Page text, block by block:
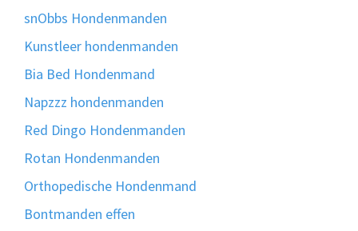
snObbs Hondenmanden
Kunstleer hondenmanden
Bia Bed Hondenmand
Napzzz hondenmanden
Red Dingo Hondenmanden
Rotan Hondenmanden
Orthopedische Hondenmand
Bontmanden effen